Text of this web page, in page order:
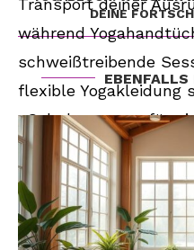
Transport deiner
während
schweißtreibende
flexible Yogakleidung
-Schuhe sorgen für
Matte. Musik oder
die richtige
Aromatherapie
Trainings bietet.
DEINE